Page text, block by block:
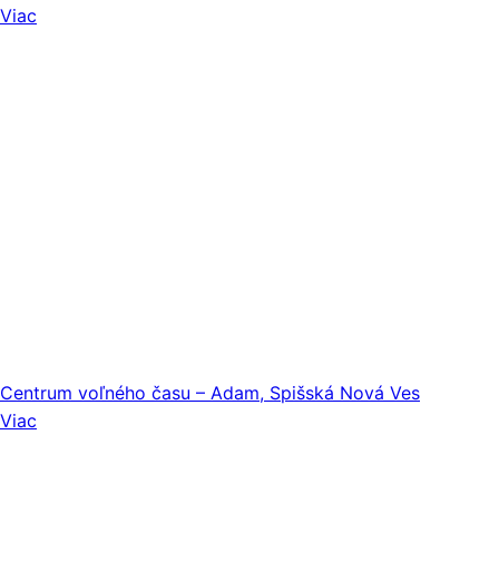
Viac
Centrum voľného času – Adam, Spišská Nová Ves
Viac